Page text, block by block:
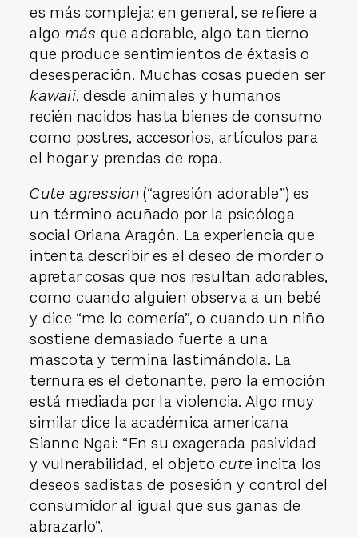
es más compleja: en general, se refiere a
algo más que adorable, algo tan tierno
que produce sentimientos de éxtasis o
desesperación. Muchas cosas pueden ser
kawaii, desde animales y humanos
recién nacidos hasta bienes de consumo
como postres, accesorios, artículos para
el hogar y prendas de ropa.
Cute agression(“agresión adorable”) es
un término acuñado por la psicóloga
social Oriana Aragón. La experiencia que
intenta describir es el deseo de morder o
apretar cosas que nos resultan adorables,
como cuando alguien observa a un bebé
y dice “me lo comería”, o cuando un niño
sostiene demasiado fuerte a una
mascota y termina lastimándola. La
ternura es el detonante, pero la emoción
está mediada por la violencia. Algo muy
similar dice la académica americana
Sianne Ngai: “En su exagerada pasividad
y vulnerabilidad, el objetocute incita los
deseos sadistas de posesión y control del
consumidor al igual que sus ganas de
abrazarlo”.